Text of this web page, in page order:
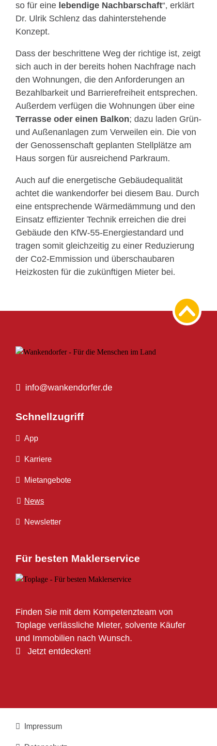
so für eine lebendige Nachbarschaft“, erklärt
Dr. Ulrik Schlenz das dahinterstehende
Konzept.
Dass der beschrittene Weg der richtige ist, zeigt
sich auch in der bereits hohen Nachfrage nach
den Wohnungen, die den Anforderungen an
Bezahlbarkeit und Barrierefreiheit entsprechen.
Außerdem verfügen die Wohnungen über eine
Terrasse oder einen Balkon; dazu laden Grün-
und Außenanlagen zum Verweilen ein. Die von
der Genossenschaft geplanten Stellplätze am
Haus sorgen für ausreichend Parkraum.
Auch auf die energetische Gebäudequalität
achtet die wankendorfer bei diesem Bau. Durch
eine entsprechende Wärmedämmung und den
Einsatz effizienter Technik erreichen die drei
Gebäude den KfW-55-Energiestandard und
tragen somit gleichzeitig zu einer Reduzierung
der Co2-Emmission und überschaubaren
Heizkosten für die zukünftigen Mieter bei.
info@wankendorfer.de
Schnellzugriff
App
Karriere
Mietangebote
News
Newsletter
Für besten Maklerservice
Finden Sie mit dem Kompetenzteam von
Toplage verlässliche Mieter, solvente Käufer
und Immobilien nach Wunsch.
Jetzt entdecken!
Impressum